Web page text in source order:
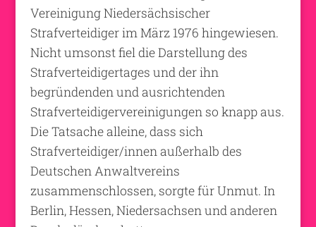
Vereinigung Niedersächsischer
Strafverteidiger im März 1976 hingewiesen.
Nicht umsonst fiel die Darstellung des
Strafverteidigertages und der ihn
begründenden und ausrichtenden
Strafverteidigervereinigungen so knapp aus.
Die Tatsache alleine, dass sich
Strafverteidiger/innen außerhalb des
Deutschen Anwaltvereins
zusammenschlossen, sorgte für Unmut. In
Berlin, Hessen, Niedersachsen und anderen